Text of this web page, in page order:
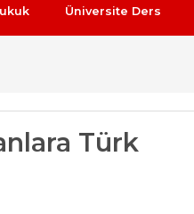
Üniversite Ders
Türk